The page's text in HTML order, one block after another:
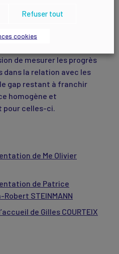
trois entrepreneurs
DU MERLE – ACMR) ont
de mesurer les progrès
dans la relation avec les
gap restant à franchir
homogène et
pour celles-ci.
de Me Olivier
de Patrice
Robert STEINMANN
de Gilles COURTEIX
Refuser tout
cookies